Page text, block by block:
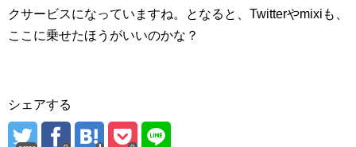
クサービスになっていますね。となると、Twitterやmixiも、
ここに乗せたほうがいいのかな？
シェアする